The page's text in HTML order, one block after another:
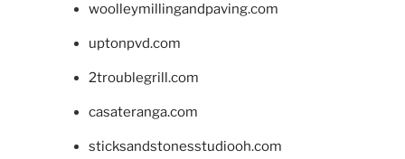
woolleymillingandpaving.com
uptonpvd.com
2troublegrill.com
casateranga.com
sticksandstonesstudiooh.com